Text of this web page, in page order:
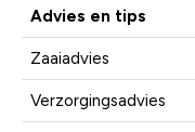
Advies en tips
Zaaiadvies
Verzorgingsadvies